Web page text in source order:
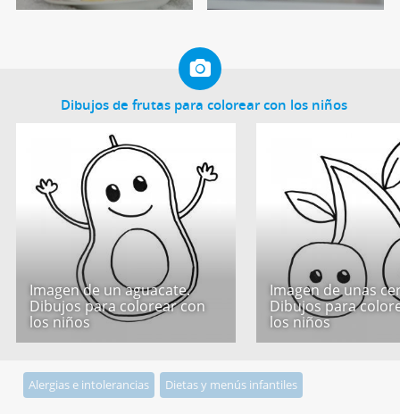
Dibujos de frutas para colorear con los niños
Imagen de un aguacate.
Dibujos para colorear con
los niños
Imagen de unas
Dibujos para
los niños
Alergias e intolerancias Dietas y menús infantiles